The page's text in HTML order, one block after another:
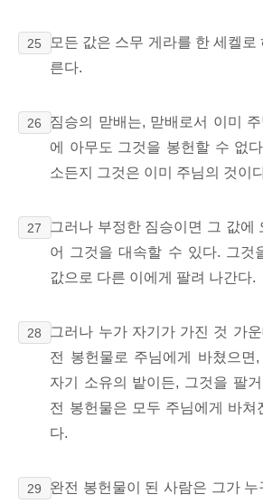
25
모든 값은 스무 게라를 한 세켈로
른다.
26
짐승의 맏배는, 맏배로서 이미
에 아무도 그것을 봉헌할 수 없
소든지 그것은 이미 주님의 것이
27
그러나 부정한 짐승이면 그 값에
어 그것을 대속할 수 있다. 그것
값으로 다른 이에게 팔려 나간다.
28
그러나 누가 자기가 가진 것 가
전 봉헌물로 주님에게 바쳤으면
자기 소유의 밭이든, 그것을 팔
전 봉헌물은 모두 주님에게 바쳐
다.
29
완전 봉헌물이 된 사람은 그가